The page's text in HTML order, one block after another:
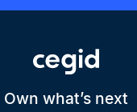
Own what’s next